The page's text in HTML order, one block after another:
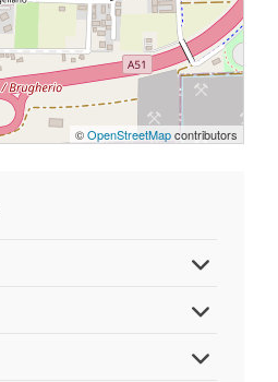
©OpenStreetMapcontributors